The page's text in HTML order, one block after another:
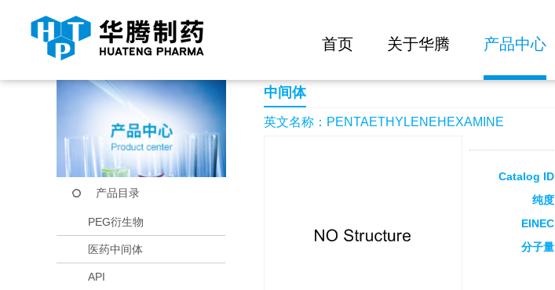
首页 关于华腾 产品中心
当前位置： 首页 产品中心 PENTAETHYLENEHEXAMINE
产品目录
PEG衍生物
医药中间体
API
中间体
英文名称：PENTAETHYLENEHEXAMINE
Catalog ID
纯度
EINEC
分子量